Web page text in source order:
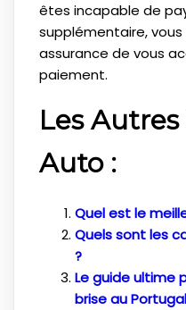
êtes incapable de
supplémentaire,
assurance de vous
paiement.
Les
Auto :
Quel est le
Quels sont les
?
Le guide ultime
brise au Portugal